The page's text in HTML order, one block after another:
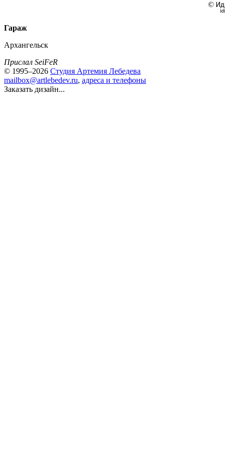
Гараж
Архангельск
Прислал SeiFeR
© 1995–2026 Студия Артемия Лебедева
mailbox@artlebedev.ru, адреса и телефоны
Заказать дизайн...